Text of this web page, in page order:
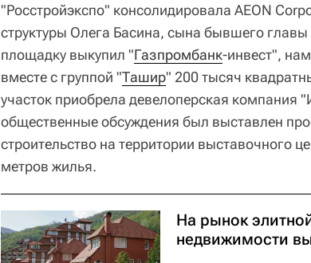
"Росстройэкспо" консолидировала AEON
структуры Олега Басина, сына бывшего главы
площадку выкупил "Газпромбанк-инвест",
вместе с группой "Ташир" 200 тысяч
участок приобрела девелоперская компания
общественные обсуждения был выставлен
строительство на территории выставочного
метров жилья.
На рынок
недвижимости